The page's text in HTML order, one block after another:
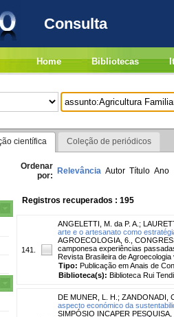
Consulta
Home Bibliotecas
científica Coleção de periódicos
Ordenar
por: Relevância Autor Título Ano
Registros recuperados : 195
141.
ANGELETTI, M. da P. A. ;
arte e o artesanato como
AGROECOLOGIA, 6.,
camponesa experiências
Revista Brasileira de Agroecologia
Tipo: Publicação em Anais de
Biblioteca(s): Biblioteca Rui
DE MUNER, L. H. ; ZANDONADI,
aspecto económico da
SIMPÓSIO INCAPER